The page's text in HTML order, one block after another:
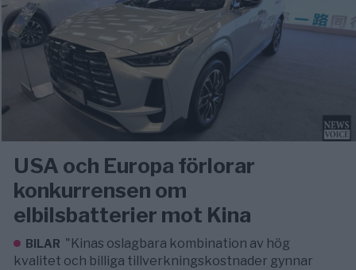
USA och Europa förlorar
konkurrensen om
elbilsbatterier mot Kina
BILAR "Kinas oslagbara kombination av hög
kvalitet och billiga tillverkningskostnader gynnar